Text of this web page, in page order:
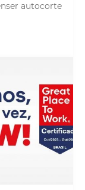
autocorte